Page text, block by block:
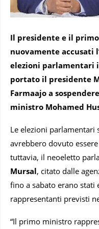
Il presidente e il
nuovamente accusati
elezioni parlamentari
portato il presidente
Farmaajo a
ministro Mohamed
Le elezioni parlamentari
avrebbero dovuto
tuttavia, il neoeletto
Mursal, citato dalle
fino a sabato erano stati
rappresentanti previsti
“Il primo ministro